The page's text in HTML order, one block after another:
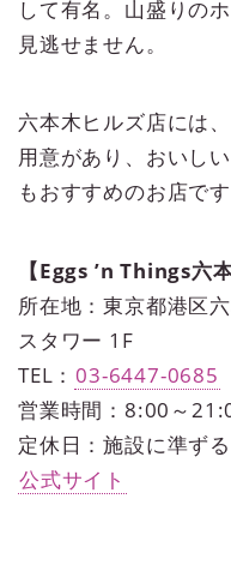
して有名。山盛りの
見逃せません。
六本木ヒルズ店には
用意があり、おいし
もおすすめのお店です
【Eggs ’n Things六
所在地：東京都港区
スタワー 1F
TEL： 03-6447-0685
営業時間：8:00～
定休日：施設に準ずる
公式サイト